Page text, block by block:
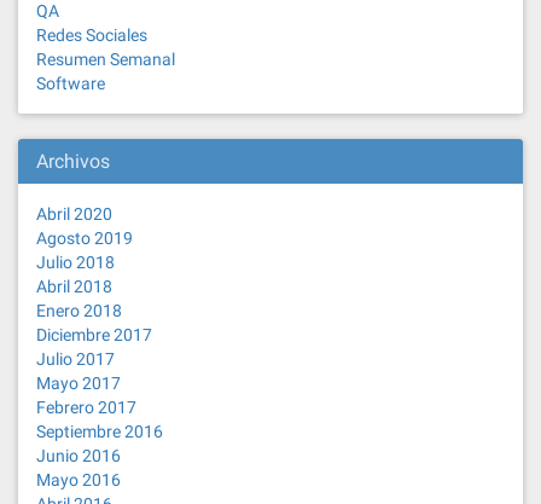
QA
Redes Sociales
Resumen Semanal
Software
Archivos
Abril 2020
Agosto 2019
Julio 2018
Abril 2018
Enero 2018
Diciembre 2017
Julio 2017
Mayo 2017
Febrero 2017
Septiembre 2016
Junio 2016
Mayo 2016